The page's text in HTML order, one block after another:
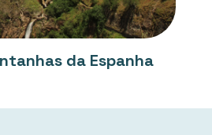
da Espanha